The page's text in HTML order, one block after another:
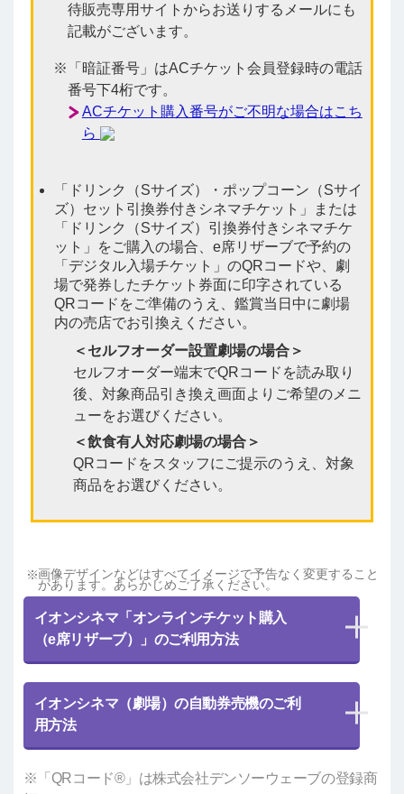
待販売専用サイトからお送りするメールにも
記載がございます。
「暗証番号」はACチケット会員登録時の電話
番号下4桁です。
ACチケット購入番号がご不明な場合はこち
ら
「ドリンク（Sサイズ）・ポップコーン（Sサイ
ズ）セット引換券付きシネマチケット」または
「ドリンク（Sサイズ）引換券付きシネマチケ
ット」をご購入の場合、e席リザーブで予約の
「デジタル入場チケット」のQRコードや、劇
場で発券したチケット券面に印字されている
QRコードをご準備のうえ、鑑賞当日中に劇場
内の売店でお引換えください。
＜セルフオーダー設置劇場の場合＞
セルフオーダー端末でQRコードを読み取り
後、対象商品引き換え画面よりご希望のメニ
ューをお選びください。
＜飲食有人対応劇場の場合＞
QRコードをスタッフにご提示のうえ、対象
商品をお選びください。
画像デザインなどはすべてイメージで予告なく変更すること
があります。あらかじめご了承ください。
イオンシネマ「オンラインチケット購入
（e席リザーブ）」のご利用方法
イオンシネマ（劇場）の自動券売機のご利
用方法
※「QRコード®」は株式会社デンソーウェーブの登録商